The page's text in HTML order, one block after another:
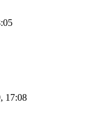
17:08